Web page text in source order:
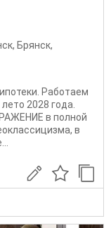
, Брянск,
Работаем
2028 года.
в полной
в